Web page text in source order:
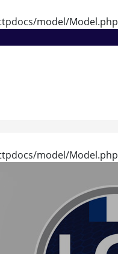
model/Model.php
model/Model.php